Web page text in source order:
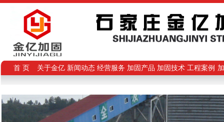
首 页 关于金亿 新闻动态 经营服务 加固产品 加固技术 工程案例